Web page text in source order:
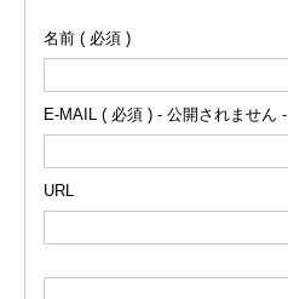
名前 ( 必須 )
E-MAIL ( 必須 ) - 公開されません -
URL